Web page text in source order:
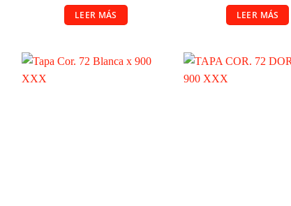
LEER MÁS LEER MÁS